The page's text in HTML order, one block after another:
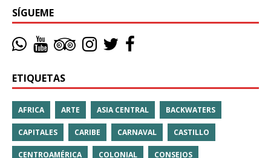
SÍGUEME
ETIQUETAS
AFRICA ARTE ASIA CENTRAL BACKWATERS
CAPITALES CARIBE CARNAVAL CASTILLO
CENTROAMÉRICA COLONIAL CONSEJOS